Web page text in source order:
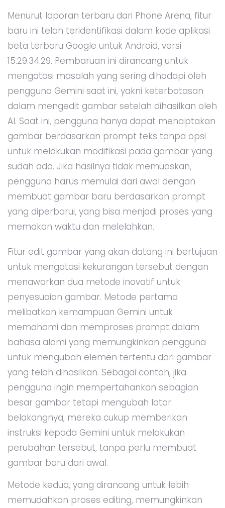
Menurut laporan terbaru dari Phone Arena, fitur
baru ini telah teridentifikasi dalam kode aplikasi
beta terbaru Google untuk Android, versi
15.29.34.29. Pembaruan ini dirancang untuk
mengatasi masalah yang sering dihadapi oleh
pengguna Gemini saat ini, yakni keterbatasan
dalam mengedit gambar setelah dihasilkan oleh
AI. Saat ini, pengguna hanya dapat menciptakan
gambar berdasarkan prompt teks tanpa opsi
untuk melakukan modifikasi pada gambar yang
sudah ada. Jika hasilnya tidak memuaskan,
pengguna harus memulai dari awal dengan
membuat gambar baru berdasarkan prompt
yang diperbarui, yang bisa menjadi proses yang
memakan waktu dan melelahkan.
Fitur edit gambar yang akan datang ini bertujuan
untuk mengatasi kekurangan tersebut dengan
menawarkan dua metode inovatif untuk
penyesuaian gambar. Metode pertama
melibatkan kemampuan Gemini untuk
memahami dan memproses prompt dalam
bahasa alami yang memungkinkan pengguna
untuk mengubah elemen tertentu dari gambar
yang telah dihasilkan. Sebagai contoh, jika
pengguna ingin mempertahankan sebagian
besar gambar tetapi mengubah latar
belakangnya, mereka cukup memberikan
instruksi kepada Gemini untuk melakukan
perubahan tersebut, tanpa perlu membuat
gambar baru dari awal.
Metode kedua, yang dirancang untuk lebih
memudahkan proses editing, memungkinkan